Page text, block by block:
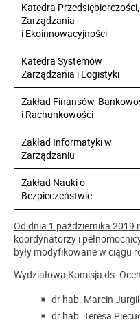
Katedra Przedsiębiorczości,
Zarządzania
i Ekoinnowacyjności
Katedra Systemów
Zarządzania i Logistyki
Zakład Finansów,
i Rachunkowości
Zakład Informatyki w
Zarządzaniu
Zakład Nauki o
Bezpieczeństwie
Od dnia 1 października 2019
koordynatorzy i
były modyfikowane w ciągu
Wydziałowa Komisja ds.
dr hab. Marcin
dr hab. Teresa